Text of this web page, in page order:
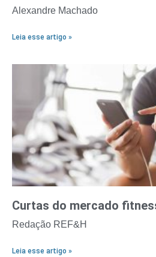
Alexandre Machado
Leia esse artigo »
Curtas do mercado
Redação REF&H
Leia esse artigo »